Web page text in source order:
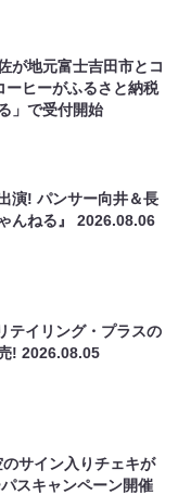
が地元富士吉田市とコ
ーヒーがふるさと納税
」で受付開始
演! パンサー向井＆長
んねる』2026.08.06
テイリング・プラスの
!2026.08.05
サイン入りチェキが
スキャンペーン開催